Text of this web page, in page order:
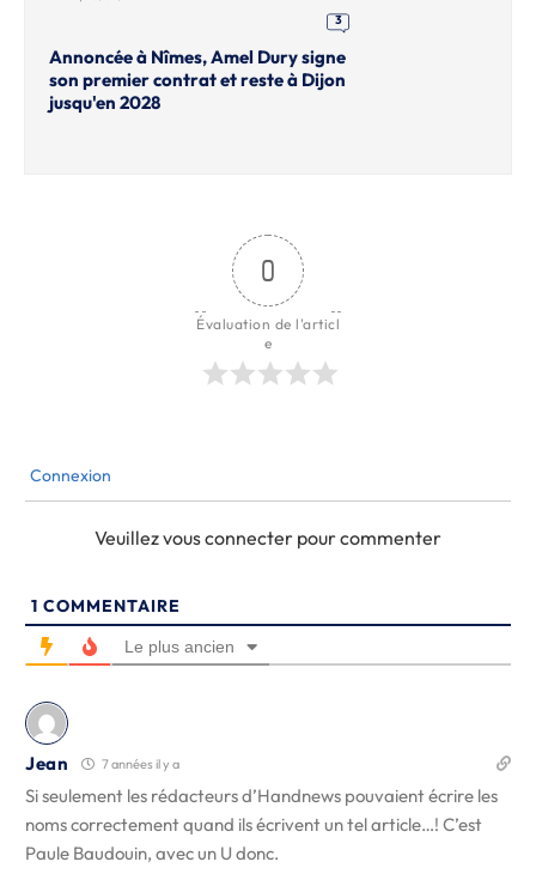
3
Annoncée à Nîmes, Amel Dury signe
son premier contrat et reste à Dijon
jusqu'en 2028
0
Évaluation de l'articl
e
Connexion
Veuillez vous connecter pour commenter
1 COMMENTAIRE
Le plus ancien
Jean 7 années il y a
Si seulement les rédacteurs d’Handnews pouvaient écrire les
noms correctement quand ils écrivent un tel article…! C’est
Paule Baudouin, avec un U donc.